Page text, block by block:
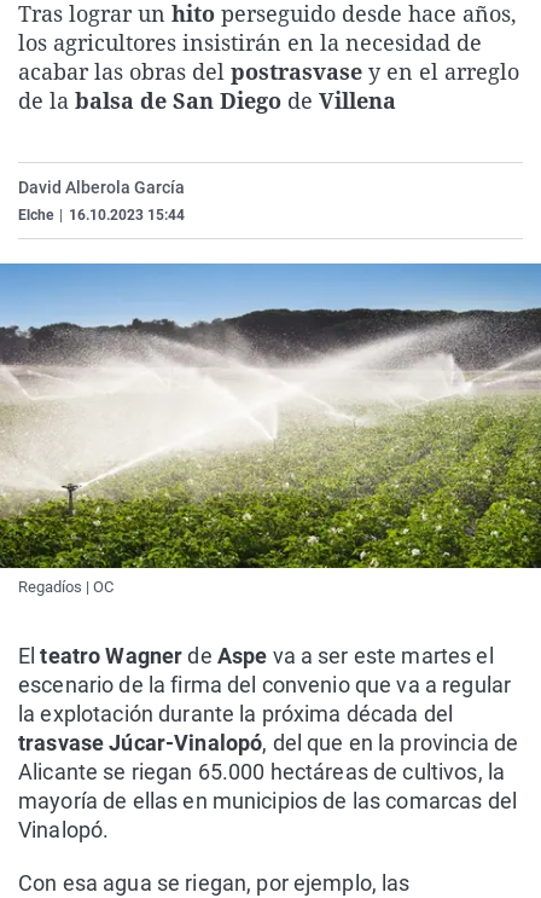
La rosa de los vientos
Gente viajera
Como el perro y el
Caso
Retornados
Equipo de
Extremadura
Galicia
La Rioja
Virales
Televisión
Elecciones
Tras lograr un hito perseguido desde hace años,
los agricultores insistirán en la necesidad de
acabar las obras del postrasvase y en el arreglo
de la balsa de San Diego de Villena
David Alberola García
Elche 16.10.2023 15:44
Regadíos | OC
Elteatro Wagnerde Aspe va a ser este martes el
escenario de la firma del convenio que va a regular
la explotación durante la próxima década del
trasvase Júcar-Vinalopó, del que en la provincia de
Alicante se riegan 65.000 hectáreas de cultivos, la
mayoría de ellas en municipios de las comarcas del
Vinalopó.
Con esa agua se riegan, por ejemplo, las